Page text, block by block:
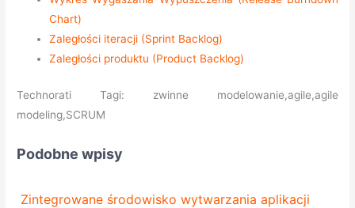
Chart)
Zaległości iteracji (Sprint Backlog)
Zaległości produktu (Product Backlog)
Technorati Tagi: zwinne modelowanie,agile,agile
modeling,SCRUM
Podobne wpisy
Zintegrowane środowisko wytwarzania aplikacji